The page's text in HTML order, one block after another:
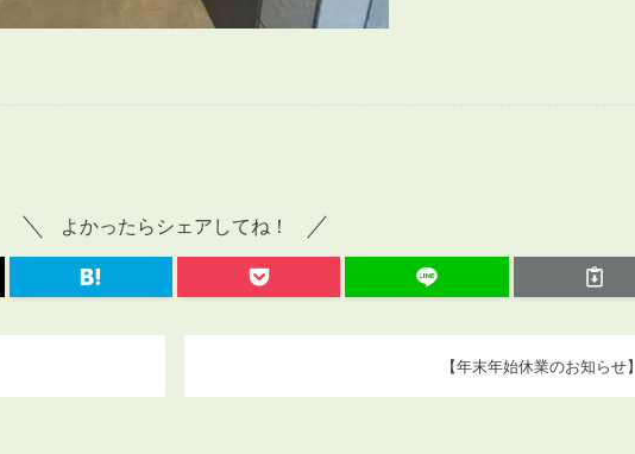
よかったらシェアしてね！
【年末年始休業のお知らせ】